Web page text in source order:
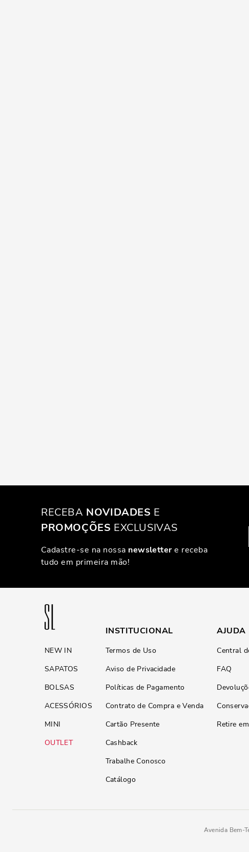
RECEBA NOVIDADES E
PROMOÇÕES EXCLUSIVAS
Cadastre-se na nossa newslettere receba
tudo em primeira mão!
NEW IN
SAPATOS
BOLSAS
ACESSÓRIOS
MINI
OUTLET
INSTITUCIONAL
Termos de Uso
Aviso de Privacidade
Políticas de Pagamento
Contrato de Compra e Venda
Cartão Presente
Cashback
Trabalhe Conosco
Catálogo
AJUDA
Central
FAQ
Retire
Avenida Bem-